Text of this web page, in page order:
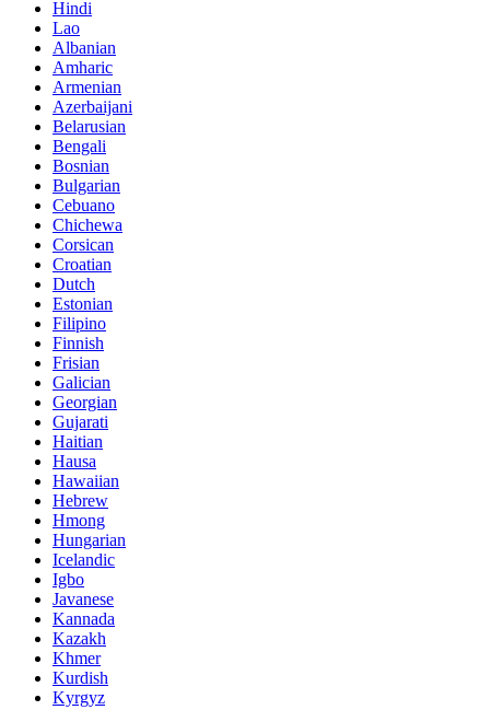
Hindi
Lao
Albanian
Amharic
Armenian
Azerbaijani
Belarusian
Bengali
Bosnian
Bulgarian
Cebuano
Chichewa
Corsican
Croatian
Dutch
Estonian
Filipino
Finnish
Frisian
Galician
Georgian
Gujarati
Haitian
Hausa
Hawaiian
Hebrew
Hmong
Hungarian
Icelandic
Igbo
Javanese
Kannada
Kazakh
Khmer
Kurdish
Kyrgyz